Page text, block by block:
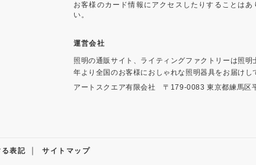
お客様のカード情報にアクセスしたりすることは
い。
運営会社
照明の通販サイト、ライティングファクトリーは照
年より全国のお客様におしゃれな照明器具をお届けし
アートスクエア有限会社〒179-0083 東京都練馬区
表記 ｜ サイトマップ